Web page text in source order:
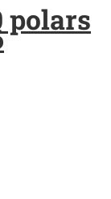
polars